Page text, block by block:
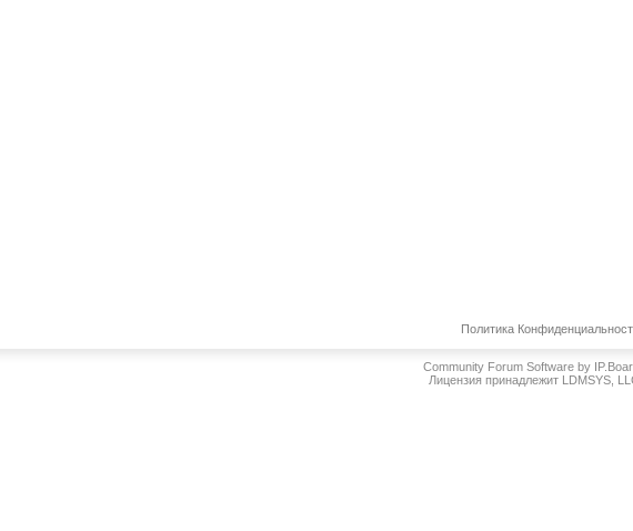
Политика
Community Forum Software by
Лицензия принадлежит LDMSYS,